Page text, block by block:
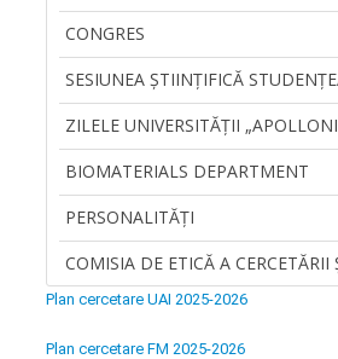
CONGRES
SESIUNEA ȘTIINȚIFICĂ
ZILELE UNIVERSITĂŢII
BIOMATERIALS DEPARTMENT
PERSONALITĂŢI
COMISIA DE ETICĂ A CERCETĂRII
Plan cercetare UAI 2025-2026
Plan cercetare FM 2025-2026